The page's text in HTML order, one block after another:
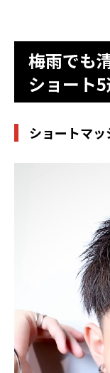
梅雨でも
ショート
ショートマッ